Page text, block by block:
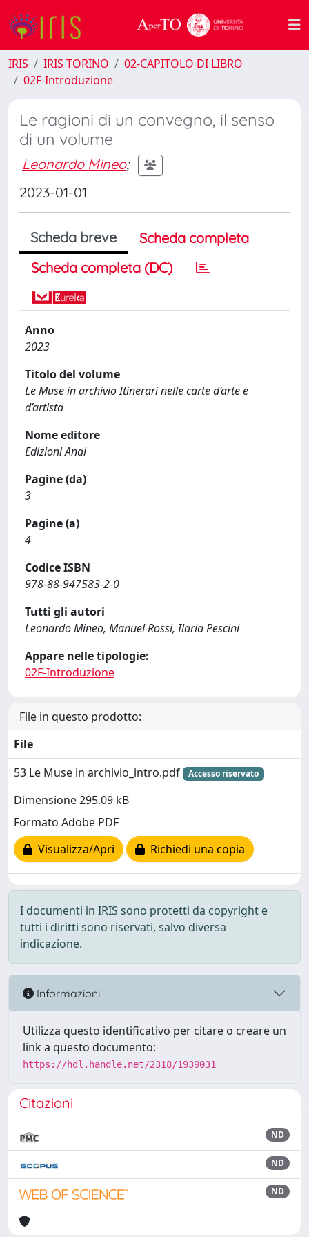
IRIS IRIS TORINO
02-CAPITOLO DI LIBRO
02F-Introduzione
Le ragioni di un convegno, il senso
di un volume
Leonardo Mineo;
2023-01-01
Scheda breve
Scheda completa
Scheda completa (DC)
Anno
2023
Titolo del volume
Le Muse in archivio Itinerari nelle carte d’arte e
d’artista
Nome editore
Edizioni Anai
Pagine (da)
3
Pagine (a)
4
Codice ISBN
978-88-947583-2-0
Tutti gli autori
Leonardo Mineo, Manuel Rossi, Ilaria Pescini
Appare nelle tipologie:
02F-Introduzione
File in questo prodotto:
File
53 Le Muse in archivio_intro.pdf
Accesso riservato
Dimensione 295.09 kB
Formato Adobe PDF
Visualizza/Apri
Richiedi una copia
I documenti in IRIS sono protetti da copyright e
tutti i diritti sono riservati, salvo diversa
indicazione.
Informazioni
Utilizza questo identificativo per citare o creare un
link a questo documento:
https://hdl.handle.net/2318/1939031
Citazioni
ND
ND
ND